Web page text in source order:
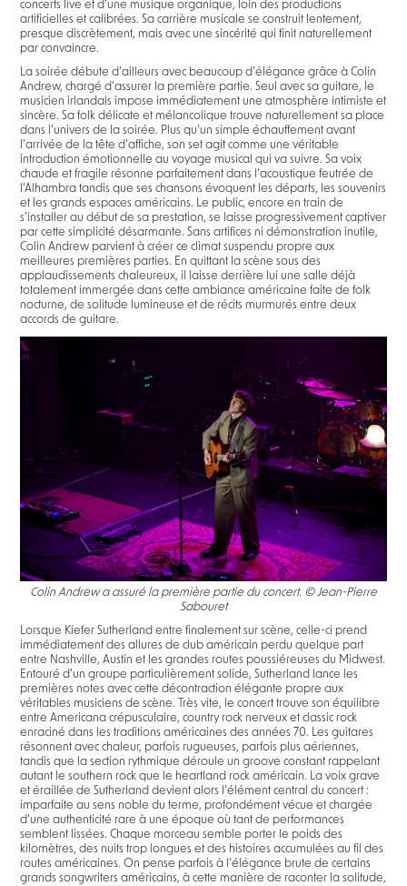
concerts live et d’une musique organique, loin des productions
artificielles et calibrées. Sa carrière musicale se construit lentement,
presque discrètement, mais avec une sincérité qui finit naturellement
par convaincre.
La soirée débute d’ailleurs avec beaucoup d’élégance grâce à Colin
Andrew, chargé d’assurer la première partie. Seul avec sa guitare, le
musicien irlandais impose immédiatement une atmosphère intimiste et
sincère. Sa folk délicate et mélancolique trouve naturellement sa place
dans l’univers de la soirée. Plus qu’un simple échauffement avant
l’arrivée de la tête d’affiche, son set agit comme une véritable
introduction émotionnelle au voyage musical qui va suivre. Sa voix
chaude et fragile résonne parfaitement dans l’acoustique feutrée de
l’Alhambra tandis que ses chansons évoquent les départs, les souvenirs
et les grands espaces américains. Le public, encore en train de
s’installer au début de sa prestation, se laisse progressivement captiver
par cette simplicité désarmante. Sans artifices ni démonstration inutile,
Colin Andrew parvient à créer ce climat suspendu propre aux
meilleures premières parties. En quittant la scène sous des
applaudissements chaleureux, il laisse derrière lui une salle déjà
totalement immergée dans cette ambiance américaine faite de folk
nocturne, de solitude lumineuse et de récits murmurés entre deux
accords de guitare.
Colin Andrew a assuré la première partie du concert. © Jean-Pierre
Sabouret
Lorsque Kiefer Sutherland entre finalement sur scène, celle-ci prend
immédiatement des allures de club américain perdu quelque part
entre Nashville, Austin et les grandes routes poussiéreuses du Midwest.
Entouré d’un groupe particulièrement solide, Sutherland lance les
premières notes avec cette décontraction élégante propre aux
véritables musiciens de scène. Très vite, le concert trouve son équilibre
entre Americana crépusculaire, country rock nerveux et classic rock
enraciné dans les traditions américaines des années 70. Les guitares
résonnent avec chaleur, parfois rugueuses, parfois plus aériennes,
tandis que la section rythmique déroule un groove constant rappelant
autant le southern rock que le heartland rock américain. La voix grave
et éraillée de Sutherland devient alors l’élément central du concert :
imparfaite au sens noble du terme, profondément vécue et chargée
d’une authenticité rare à une époque où tant de performances
semblent lissées. Chaque morceau semble porter le poids des
kilomètres, des nuits trop longues et des histoires accumulées au fil des
routes américaines. On pense parfois à l’élégance brute de certains
grands songwriters américains, à cette manière de raconter la solitude,